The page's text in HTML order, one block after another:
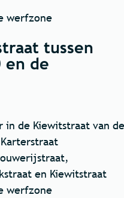
werfzone
tussen
en de
in de Kiewitstraat van de
en Kiewitstraat
werfzone